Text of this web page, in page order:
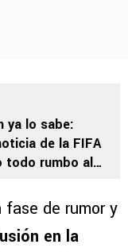
ya lo sabe:
de la FIFA
todo rumbo al
de rumor y
en la